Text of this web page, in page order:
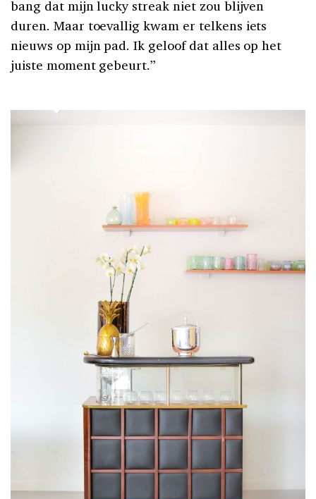
bang dat mijn lucky streak niet zou blijven
duren. Maar toevallig kwam er telkens iets
nieuws op mijn pad. Ik geloof dat alles op het
juiste moment gebeurt.”